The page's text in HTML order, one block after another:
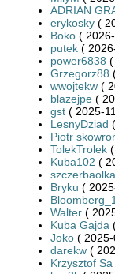
ADRIAN
erykosky (
Boko (
putek (
power6838
Grzegorz88
wwojtekw (
blazejpe (
gst ( 2025-
LesnyDziad
Piotr
TolekTrolek
Kuba102 (
szczerbaolka
Bryku (
Walter (
Kuba Gajda
Joko (
darekw (
Krzysztof Sa